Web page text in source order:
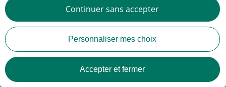
Un vent d’hiver souffle sur
l’emploi américain, les marchés
sont aux aguets
Corps
L’impérialisme décomplexé de la première puissance
Vous pouvez également consulter notre Politique de protection des données
personnelles en cliquant sur le lien « Protection des données personnelles »
en bas de page.
Continuer sans accepter
Personnaliser mes choix
Accepter et fermer